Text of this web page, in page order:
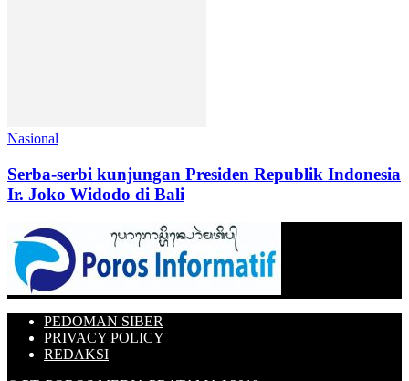
Nasional
Serba-serbi kunjungan Presiden Republik Indonesia
Ir. Joko Widodo di Bali
PEDOMAN SIBER
PRIVACY POLICY
REDAKSI